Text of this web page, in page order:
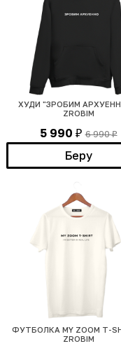
ХУДИ "ЗРОБИМ
ZROBIM
5 990 ₽ 6 990₽
Беру
ФУТБОЛКА MY ZOOM T-
ZROBIM